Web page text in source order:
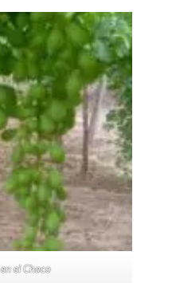
el Chaco